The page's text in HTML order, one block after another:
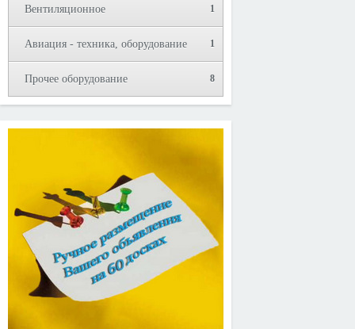
Вентиляционное 1
Авиация - техника, оборудование 1
Прочее оборудование 8